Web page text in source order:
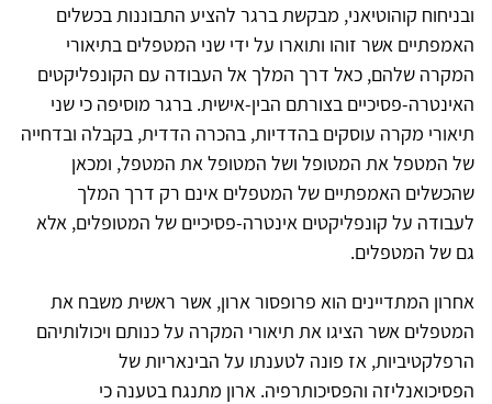
ובניחוח קוהוטיאני, מבקשת ברגר להציע התבוננות בכשלים
האמפתיים אשר זוהו ותוארו על ידי שני המטפלים בתיאורי
המקרה שלהם, כאל דרך המלך אל העבודה עם הקונפליקטים
האינטרה-פסיכיים בצורתם הבין-אישית. ברגר מוסיפה כי שני
תיאורי מקרה עוסקים בהדדיות, בהכרה הדדית, בקבלה ובדחייה
של המטפל את המטופל ושל המטופל את המטפל, ומכאן
שהכשלים האמפתיים של המטפלים אינם רק דרך המלך
לעבודה על קונפליקטים אינטרה-פסיכיים של המטופלים, אלא
גם של המטפלים.
אחרון המתדיינים הוא פרופסור ארון, אשר ראשית משבח את
המטפלים אשר הציגו את תיאורי המקרה על כנותם ויכולותיהם
הרפלקטיביות, אז פונה לטענתו על הבינאריות של
הפסיכואנליזה והפסיכותרפיה. ארון מתנגח בטענה כי